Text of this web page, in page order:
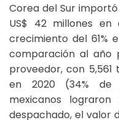
Corea del Sur
US$ 42 millones en
crecimiento del 61%
comparación al año
proveedor, con 5,561
en 2020 (34% de
mexicanos
despachado, el valor